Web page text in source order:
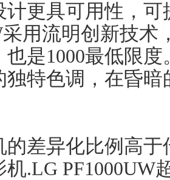
计更具可用性，
采用流明创新技
也是1000最低限
独特色调，在昏
的差异化比例高
.LG PF1000UW